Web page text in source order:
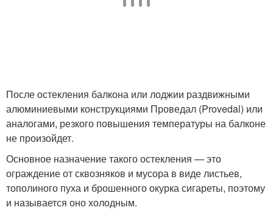
После остекления балкона или лоджии раздвижными
алюминиевыми конструкциями Проведал (Provedal) или
аналогами, резкого повышения температуры на балконе
не произойдет.
Основное назначение такого остекления — это
ограждение от сквозняков и мусора в виде листьев,
тополиного пуха и брошенного окурка сигареты, поэтому
и называется оно холодным.